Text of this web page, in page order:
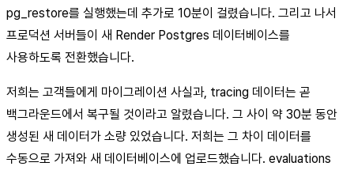
pg_restore를 실행했는데 추가로 10분이 걸렸습니다. 그리고 나서
프로덕션 서버들이 새 Render Postgres 데이터베이스를
사용하도록 전환했습니다.
저희는 고객들에게 마이그레이션 사실과, tracing 데이터는 곧
백그라운드에서 복구될 것이라고 알렸습니다. 그 사이 약 30분 동안
생성된 새 데이터가 소량 있었습니다. 저희는 그 차이 데이터를
수동으로 가져와 새 데이터베이스에 업로드했습니다. evaluations